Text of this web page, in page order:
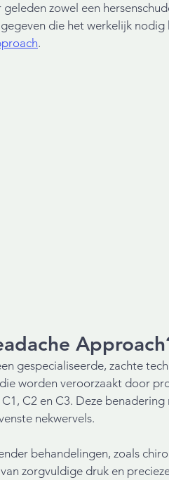
zowel een
die het werkelijk nodig
.
gespecialiseerde, zachte
worden veroorzaakt door
C2 en C3. Deze
nekwervels.
behandelingen, zoals
zorgvuldige druk en